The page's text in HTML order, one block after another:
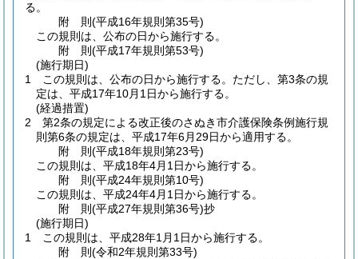
る。
附 則(平成16年規則第35号)
この規則は、公布の日から施行する。
附 則(平成17年規則第53号)
(施行期日)
1
この規則は、公布の日から施行する。 ただし、第3条の規
定は、平成17年10月1日から施行する。
(経過措置)
2
第2条の規定による改正後のさぬき市介護保険条例施行規
則第6条の規定は、平成17年6月29日から適用する。
附 則(平成18年規則第23号)
この規則は、平成18年4月1日から施行する。
附 則(平成24年規則第10号)
この規則は、平成24年4月1日から施行する。
附 則(平成27年規則第36号)抄
(施行期日)
1
この規則は、平成28年1月1日から施行する。
附 則(令和2年規則第33号)